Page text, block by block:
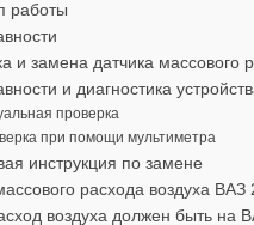
работы
и замена датчика
и диагностика
проверка
при помощи мультиметра
инструкция по замене
расхода воздуха ВАЗ
воздуха должен быть на